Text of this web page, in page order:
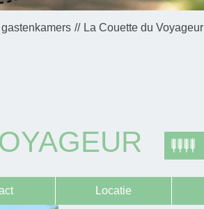
La Couette du Voyageur
Locatie